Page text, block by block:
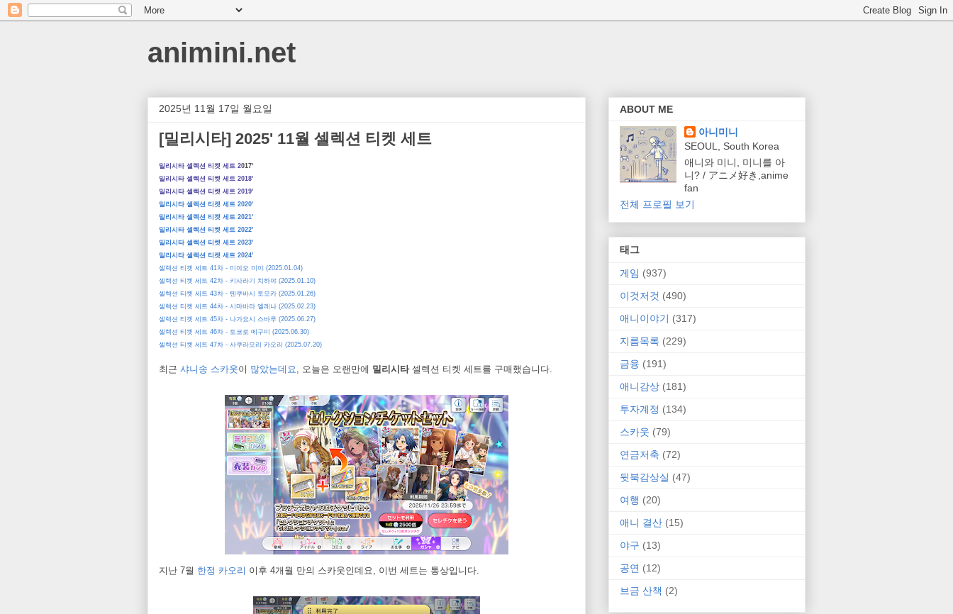
animini.net
2025년 11월 17일 월요일
[밀리시타] 2025' 11월 셀렉션 티켓 세트
밀리시타 셀렉션 티켓 세트 2017'
밀리시타 셀렉션 티켓 세트 2018'
밀리시타 셀렉션 티켓 세트 2019'
밀리시타 셀렉션 티켓 세트 2020'
밀리시타 셀렉션 티켓 세트 2021'
밀리시타 셀렉션 티켓 세트 2022'
밀리시타 셀렉션 티켓 세트 2023'
밀리시타 셀렉션 티켓 세트 2024'
셀렉션 티켓 세트 41차 - 미야오 미야 (2025.01.04)
셀렉션 티켓 세트 42차 - 키사라기 치하야 (2025.01.10)
셀렉션 티켓 세트 43차 - 텐쿠바시 토모카 (2025.01.26)
셀렉션 티켓 세트 44차 - 시마바라 엘레나 (2025.02.23)
셀렉션 티켓 세트 45차 - 나가요시 스바루 (2025.06.27)
셀렉션 티켓 세트 46차 - 토코로 메구미 (2025.06.30)
셀렉션 티켓 세트 47차 - 사쿠라모리 카오리 (2025.07.20)
최근 샤니송 스카웃이 많았는데요, 오늘은 오랜만에 밀리시타셀렉션 티켓 세트를 구매했습니다.
지난 7월 한정 카오리 이후 4개월 만의 스카웃인데요, 이번 세트는 통상입니다.
ABOUT ME
아니미니
SEOUL, South Korea
애니와 미니, 미니를 아
니? / アニメ好き,anime
fan
전체 프로필 보기
태그
게임 (937)
이것저것 (490)
애니이야기 (317)
지름목록 (229)
금융 (191)
애니감상 (181)
투자계정 (134)
스카웃 (79)
연금저축 (72)
뒷북감상실 (47)
여행 (20)
애니 결산 (15)
야구 (13)
공연 (12)
브금 산책 (2)